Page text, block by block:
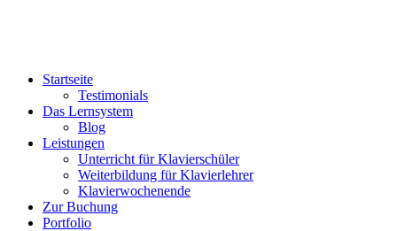
Startseite
Testimonials
Das Lernsystem
Blog
Leistungen
Unterricht für Klavierschüler
Weiterbildung für Klavierlehrer
Klavierwochenende
Zur Buchung
Portfolio